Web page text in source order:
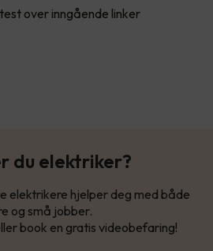
over inngående linker
du elektriker?
elektrikere hjelper deg med både
og små jobber.
book en gratis videobefaring!